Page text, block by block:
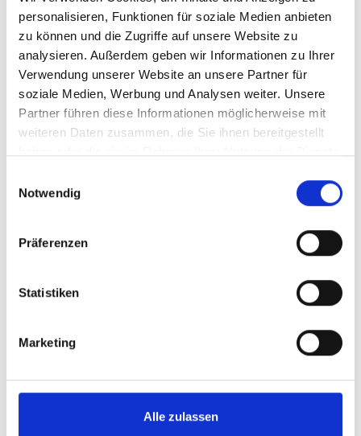
personalisieren, Funktionen für soziale Medien anbieten
zu können und die Zugriffe auf unsere Website zu
analysieren. Außerdem geben wir Informationen zu Ihrer
Verwendung unserer Website an unsere Partner für
soziale Medien, Werbung und Analysen weiter. Unsere
Partner führen diese Informationen möglicherweise mit
weiteren Daten zusammen, die Sie ihnen bereitgestellt
Notwendig
Präferenzen
Statistiken
Marketing
Alle zulassen
acquisition of the Danish company
MarTech Klipev A/S. MarTech is famous for
its high-tech aluminium flooring system
‘Spacefloor’.
26 September 2016
retirement home borrowed one of our
Carony transfer wheelchairs for evaluation.